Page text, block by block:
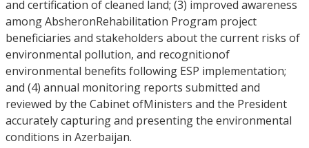
and certification of cleaned land; (3) improved awareness
among AbsheronRehabilitation Program project
beneficiaries and stakeholders about the current risks of
environmental pollution, and recognitionof
environmental benefits following ESP implementation;
and (4) annual monitoring reports submitted and
reviewed by the Cabinet ofMinisters and the President
accurately capturing and presenting the environmental
conditions in Azerbaijan.